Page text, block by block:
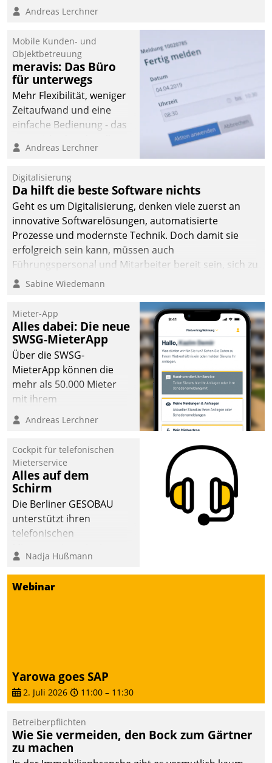
Andreas Lerchner
Mobile Kunden- und
Objektbetreuung
meravis: Das Büro
für unterwegs
Mehr Flexibilität, weniger
Zeitaufwand und eine
einfache Bedienung - das
Cockpit für mobile
Datatrain. Die meravis
Wohnungsbau- und
Immobilien GmbH hat
sich dabei für den Betrieb
der Lösung über die SAP
Cloud Platform
entschieden - als erstes
Unternehmen am
Andreas Lerchner
Digitalisierung
Da hilft die beste Software nichts
Geht es um Digitalisierung, denken viele zuerst an
innovative Softwarelösungen, automatisierte
Prozesse und modernste Technik. Doch damit sie
erfolgreich sein kann, müssen auch
Führungspersonal und Mitarbeiter bereit sein, sich zu
verändern und anzupassen, sonst werden sie an ihr
Sabine Wiedemann
Mieter-App
Alles dabei: Die neue
SWSG-MieterApp
Über die SWSG-
MieterApp können die
mehr als 50.000 Mieter
mit ihrem
Wohnungsunternehmen
kommunizieren, auf dem
einsehen und ändern
oder
Schadensmeldungen
abgeben – rund um die
Uhr.
Andreas Lerchner
Cockpit für telefonischen
Mieterservice
Alles auf dem
Schirm
Die Berliner GESOBAU
unterstützt ihren
telefonischen
digitalen Cockpit, das
situationsbezogen
passende Fragen und
Mietenden zügiger und
effizienter zu bearbeiten.
Nadja Hußmann
Webinar
Yarowa goes SAP
2. Juli 2026 11:00 – 11:30
Betreiberpflichten
Wie Sie vermeiden, den Bock zum Gärtner
zu machen